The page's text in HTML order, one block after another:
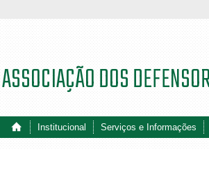
Institucional Serviços e Informações
ASSOCIAÇÃO DOS